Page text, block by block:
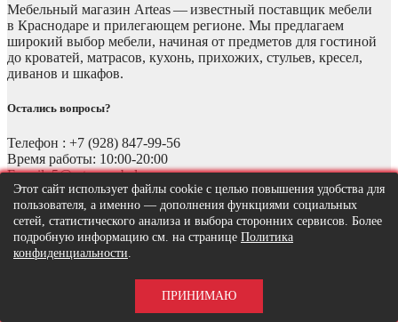
Мебельный магазин Arteas — известный поставщик мебели
в Краснодаре и прилегающем регионе. Мы предлагаем
широкий выбор мебели, начиная от предметов для гостиной
до кроватей, матрасов, кухонь, прихожих, стульев, кресел,
диванов и шкафов.
Остались вопросы?
Телефон : +7 (928) 847-99-56
Время работы: 10:00-20:00
E-mail: 5@arteasmebel.ru
ИНН 236003400394
ОГРНИП 323237500111295
Этот сайт использует файлы cookie с целью повышения удобства для
пользователя, а именно — дополнения функциями социальных
сетей, статистического анализа и выбора сторонних сервисов. Более
подробную информацию см. на странице Политика
конфиденциальности.
ПРИНИМАЮ